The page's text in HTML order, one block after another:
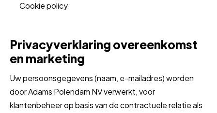
Cookie policy
Privacyverklaring overeenkomst
en marketing
Uw persoonsgegevens (naam, e-mailadres) worden
door Adams Polendam NV verwerkt, voor
klantenbeheer op basis van de contractuele relatie als